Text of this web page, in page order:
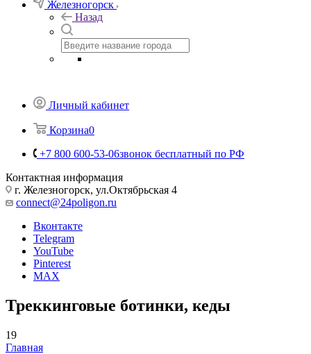
Железногорск
Назад
Личный кабинет
Корзина0
+7 800 600-53-06звонок бесплатный по РФ
Контактная информация
г. Железногорск, ул.Октябрьская 4
connect@24poligon.ru
Вконтакте
Telegram
YouTube
Pinterest
MAX
Треккинговые ботинки, кеды
19
Главная